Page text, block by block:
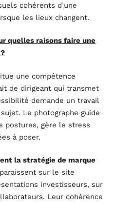
cohérents d’une
les lieux changent.
quelles raisons faire une
une compétence
de dirigeant qui transmet
demande un travail
Le photographe guide
postures, gère le stress
à poser.
la stratégie de marque
sur le site
investisseurs, sur
Leur cohérence